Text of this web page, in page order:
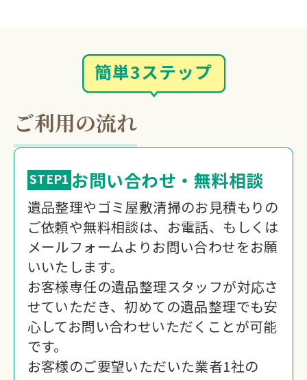
簡単3ステップ
ご利用の流れ
STEP1 お問い合わせ・無料相談
遺品整理やゴミ屋敷清掃のお見積もりの
ご依頼や無料相談は、お電話、もしくは
メールフォームよりお問い合わせをお願
いいたします。
お客様専任の遺品整理スタッフが対応さ
せていただき、初めての遺品整理でも安
心してお問い合わせいただくことが可能
です。
お客様のご要望いただいた業者1社の